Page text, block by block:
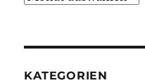
KATEGORIEN